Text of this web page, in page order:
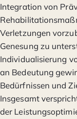
Integration von
Verletzungen
Genesung zu
Individualisierung
an Bedeutung
Bedürfnissen und
Insgesamt
der